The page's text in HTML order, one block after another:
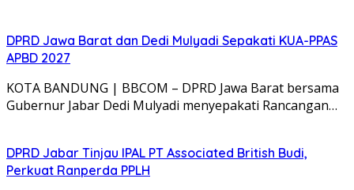
DPRD Jawa Barat dan Dedi Mulyadi Sepakati KUA-PPAS
APBD 2027
KOTA BANDUNG | BBCOM – DPRD Jawa Barat bersama
Gubernur Jabar Dedi Mulyadi menyepakati Rancangan…
DPRD Jabar Tinjau IPAL PT Associated British Budi,
Perkuat Ranperda PPLH